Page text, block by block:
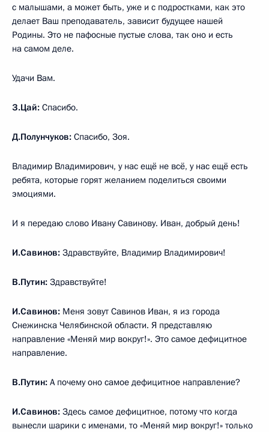
с малышами, а может быть, уже и с подростками, как это
делает Ваш преподаватель, зависит будущее нашей
Родины. Это не пафосные пустые слова, так оно и есть
на самом деле.
Удачи Вам.
З.Цай: Спасибо.
Д.Полунчуков: Спасибо, Зоя.
Владимир Владимирович, у нас ещё не всё, у нас ещё есть
ребята, которые горят желанием поделиться своими
эмоциями.
И я передаю слово Ивану Савинову. Иван, добрый день!
И.Савинов: Здравствуйте, Владимир Владимирович!
В.Путин: Здравствуйте!
И.Савинов: Меня зовут Савинов Иван, я из города
Снежинска Челябинской области. Я представляю
направление «Меняй мир вокруг!». Это самое дефицитное
направление.
В.Путин: А почему оно самое дефицитное направление?
И.Савинов: Здесь самое дефицитное, потому что когда
вынесли шарики с именами, то «Меняй мир вокруг!» только